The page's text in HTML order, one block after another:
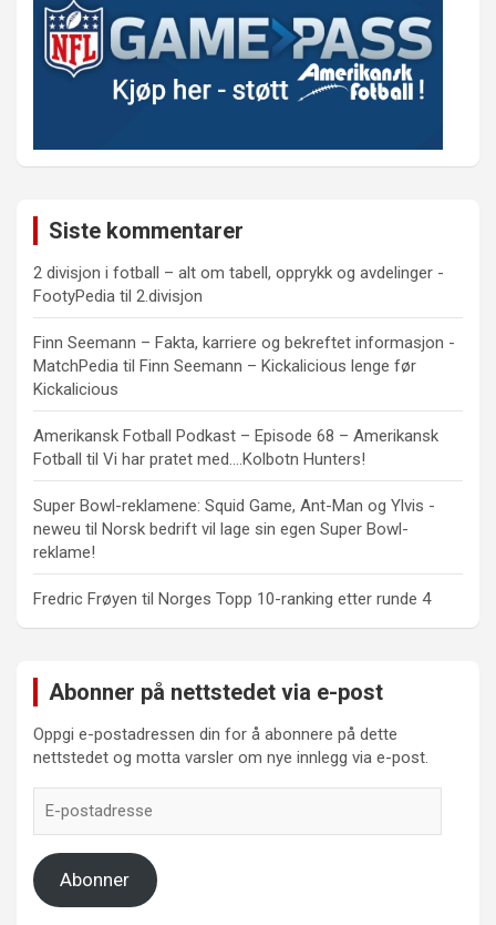
Siste kommentarer
2 divisjon i fotball – alt om tabell, opprykk og avdelinger -
FootyPedia til 2.divisjon
Finn Seemann – Fakta, karriere og bekreftet informasjon -
MatchPedia til Finn Seemann – Kickalicious lenge før
Kickalicious
Amerikansk Fotball Podkast – Episode 68 – Amerikansk
Fotball til Vi har pratet med….Kolbotn Hunters!
Super Bowl-reklamene: Squid Game, Ant-Man og Ylvis -
neweu til Norsk bedrift vil lage sin egen Super Bowl-
reklame!
Fredric Frøyen til Norges Topp 10-ranking etter runde 4
Abonner på nettstedet via e-post
Oppgi e-postadressen din for å abonnere på dette
nettstedet og motta varsler om nye innlegg via e-post.
postadresse
Abonner